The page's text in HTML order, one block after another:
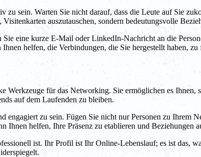
zu sein. Warten Sie nicht darauf, dass die Leute auf Sie
auszutauschen, sondern bedeutungsvolle
eine kurze E-Mail oder LinkedIn-Nachricht an die
helfen, die Verbindungen, die Sie hergestellt haben,
Werkzeuge für das Networking. Sie ermöglichen es Ihnen,
auf dem Laufenden zu bleiben.
zu sein. Fügen Sie nicht nur Personen zu Ihrem
Ihnen helfen, Ihre Präsenz zu etablieren und Beziehungen
ist. Ihr Profil ist Ihr Online-Lebenslauf; es ist das,